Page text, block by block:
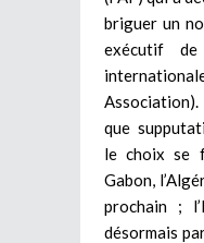
briguer un
exécutif
que
le choix se
Gabon,
prochain ;
désormais